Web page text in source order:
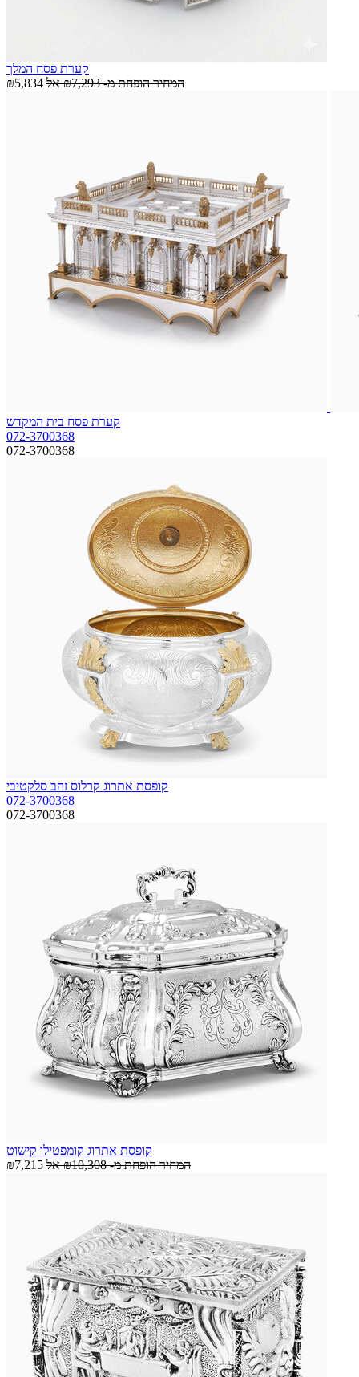
קערת פסח המלך
₪5,834
המחיר הופחת מ-₪7,293 אל
קערת פסח בית המקדש
072-3700368
072-3700368
קופסת אתרוג קרלוס זהב סלקטיבי
072-3700368
072-3700368
קופסת אתרוג קומפטילו קישוט
₪7,215
המחיר הופחת מ-₪10,308 אל